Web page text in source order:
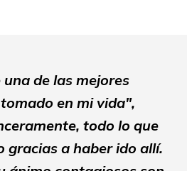
una de las mejores
en mi vida",
todo lo que
gracias a haber ido allí.